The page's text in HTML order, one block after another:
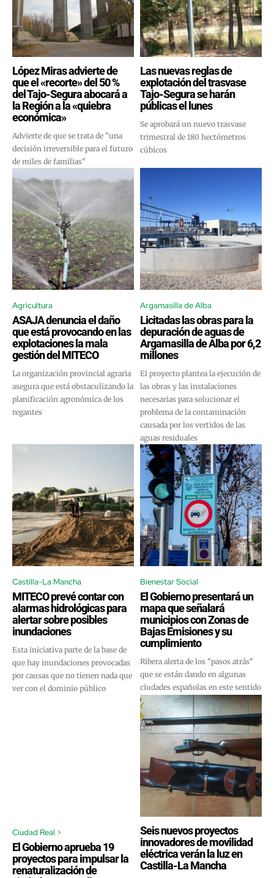
López Miras advierte de
que el «recorte» del 50 %
del Tajo-Segura abocará a
la Región a la «quiebra
económica»
Advierte de que se trata de "una
decisión irreversible para el futuro
de miles de familias"
Las nuevas reglas de
explotación del trasvase
Tajo-Segura se harán
públicas el lunes
Se aprobará un nuevo trasvase
trimestral de 180 hectómetros
cúbicos
Agricultura
ASAJA denuncia el daño
que está provocando en las
explotaciones la mala
gestión del MITECO
La organización provincial agraria
asegura que está obstaculizando la
planificación agronómica de los
regantes
Argamasilla de Alba
Licitadas las obras para la
depuración de aguas de
Argamasilla de Alba por 6,2
millones
El proyecto plantea la ejecución de
las obras y las instalaciones
necesarias para solucionar el
problema de la contaminación
causada por los vertidos de las
aguas residuales
Castilla-La Mancha
MITECO prevé contar con
alarmas hidrológicas para
alertar sobre posibles
inundaciones
Esta iniciativa parte de la base de
que hay inundaciones provocadas
por causas que no tienen nada que
ver con el dominio público
Bienestar Social
El Gobierno presentará un
mapa que señalará
municipios con Zonas de
Bajas Emisiones y su
cumplimiento
Ribera alerta de los "pasos atrás"
que se están dando en algunas
ciudades españolas en este sentido
Ciudad Real >
El Gobierno aprueba 19
proyectos para impulsar la
renaturalización de
Seis nuevos proyectos
innovadores de movilidad
eléctrica verán la luz en
Castilla-La Mancha